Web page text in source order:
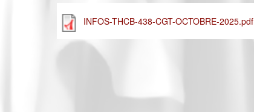
INFOS-THCB-438-CGT-OCTOBRE-2025.pdf